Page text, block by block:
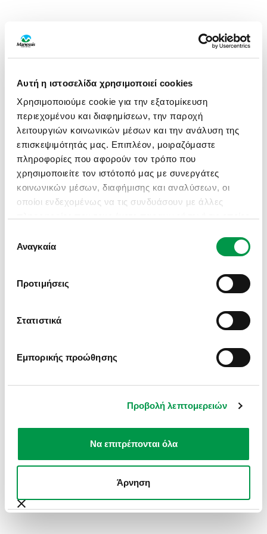
Αυτή η ιστοσελίδα χρησιμοποιεί cookies
Χρησιμοποιούμε cookie για την εξατομίκευση
περιεχομένου και διαφημίσεων, την παροχή
λειτουργιών κοινωνικών μέσων και την ανάλυση της
επισκεψιμότητάς μας. Επιπλέον, μοιραζόμαστε
πληροφορίες που αφορούν τον τρόπο που
χρησιμοποιείτε τον ιστότοπό μας με συνεργάτες
κοινωνικών μέσων, διαφήμισης και αναλύσεων, οι
οποίοι ενδεχομένως να τις συνδυάσουν με άλλες
χρήση των υπηρεσιών τους.
συγκατάθεσης
Αναγκαία
Προτιμήσεις
Στατιστικά
Εμπορικής προώθησης
Προβολή λεπτομερειών
Να επιτρέπονται όλα
Άρνηση
APPLICATION ERROR: A CLIENT-SIDE EXCEPTION HAS